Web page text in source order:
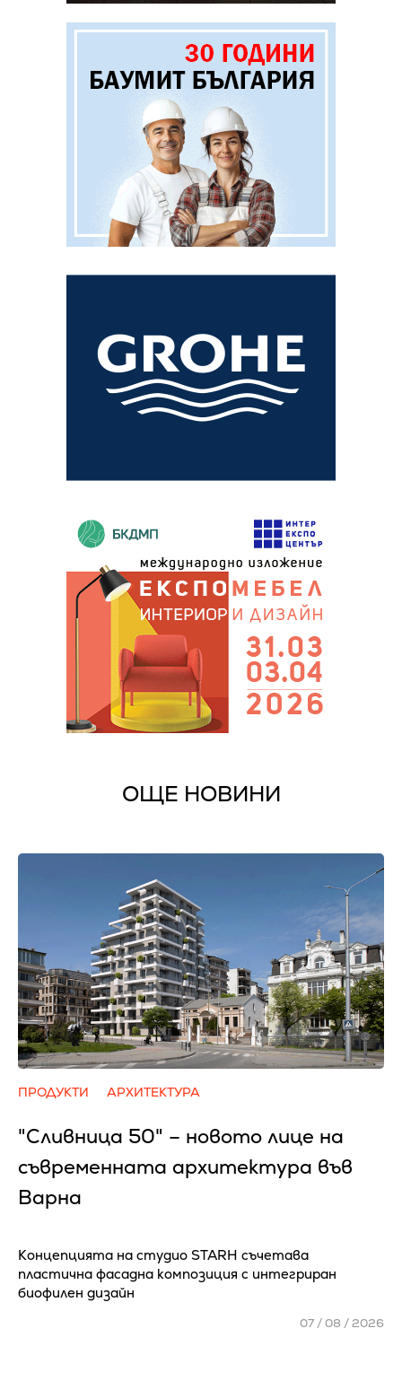
ОЩЕ НОВИНИ
ПРОДУКТИ АРХИТЕКТУРА
"Сливница 50" – новото лице на
съвременната архитектура във
Варна
Концепцията на студио STARH съчетава
пластична фасадна композиция с интегриран
биофилен дизайн
07 / 08 / 2026